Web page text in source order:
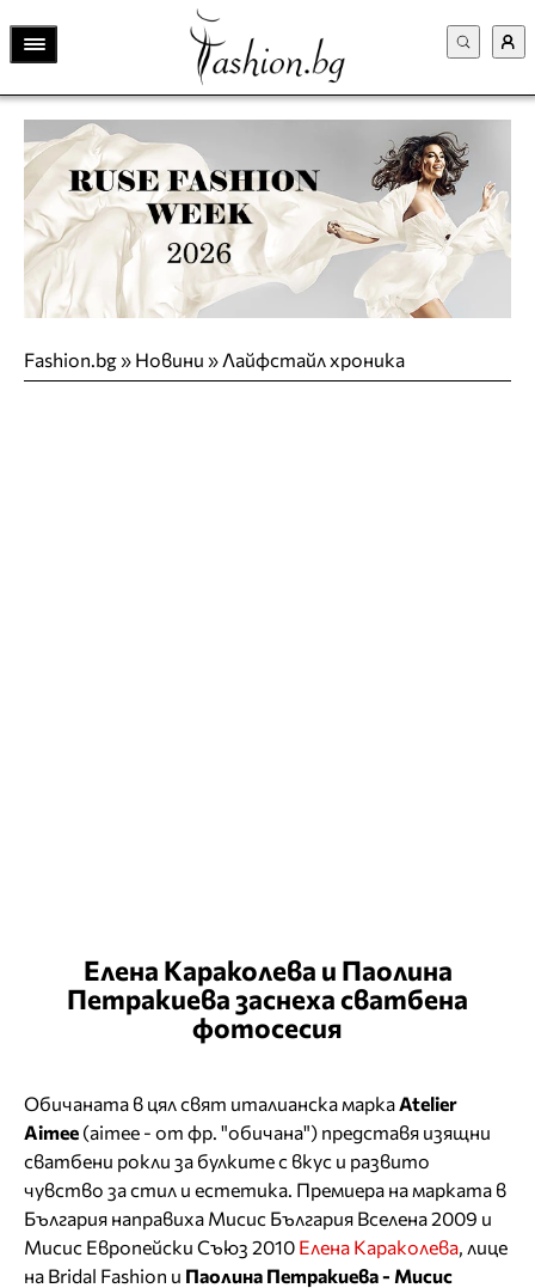
Fashion.bg» Новини » Лайфстайл хроника
Елена Караколева и Паолина
Петракиева заснеха сватбена
фотосесия
Обичаната в цял свят италианска марка Atelier
Aimee (aimee - от фр. "обичана") представя изящни
сватбени рокли за булките с вкус и развито
чувство за стил и естетика. Премиера на марката в
България направиха Мисис България Вселена 2009 и
Мисис Европейски Съюз 2010 Елена Караколева , лице
на Bridal Fashion и Паолина Петракиева - Мисис